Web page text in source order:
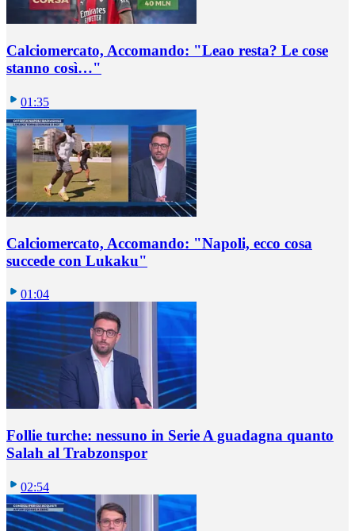
Calciomercato, Accomando: "Leao resta? Le cose
stanno così…"
01:35
Calciomercato, Accomando: "Napoli, ecco cosa
succede con Lukaku"
01:04
Follie turche: nessuno in Serie A guadagna quanto
Salah al Trabzonspor
02:54